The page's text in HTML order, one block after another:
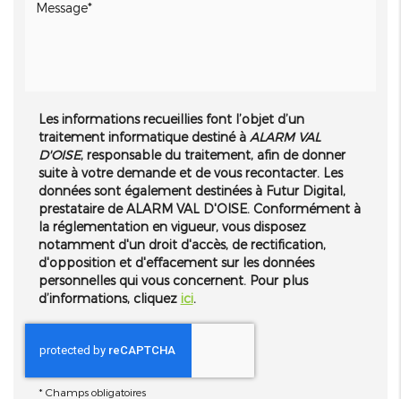
Les informations recueillies font l’objet d’un
traitement informatique destiné àALARM VAL
D'OISE, responsable du traitement, afin de donner
suite à votre demande et de vous recontacter. Les
données sont également destinées à Futur Digital,
prestataire de ALARM VAL D'OISE. Conformément à
la réglementation en vigueur, vous disposez
notamment d'un droit d'accès, de rectification,
d'opposition et d'effacement sur les données
personnelles qui vous concernent. Pour plus
d’informations, cliquez ici.
* Champs obligatoires